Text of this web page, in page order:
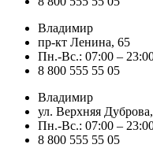
Владимир
пр-кт Ленина, 65
Пн.-Вс.: 07:00 –
8 800 555 55 05
Владимир
ул. Верхняя
Пн.-Вс.: 07:00 –
8 800 555 55 05